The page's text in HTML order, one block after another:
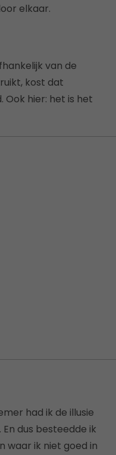
elkaar.
van de
kost dat
Ook hier: het is het
had ik de illusie
dus besteedde ik
waar ik niet goed in